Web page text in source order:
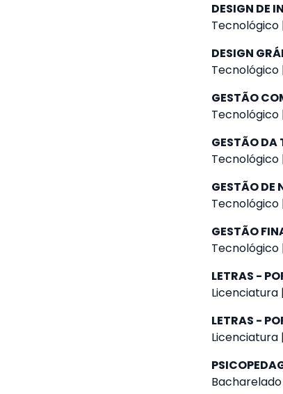
DESIGN DE
Tecnológico
DESIGN
Tecnológico
GESTÃO
Tecnológico
GESTÃO DA
Tecnológico
GESTÃO DE
Tecnológico
GESTÃO
Tecnológico
LETRAS -
Licenciatura
LETRAS -
Licenciatura